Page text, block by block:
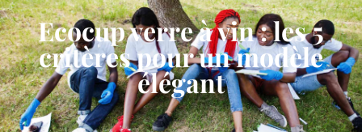
Ecocup verre à vin : les 5
critères pour un modèle
élégant